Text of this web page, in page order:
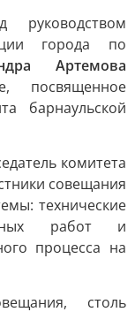
города по
Артемова
посвященное
барнаульской
комитета
совещания
технические
работ и
процесса на
столь